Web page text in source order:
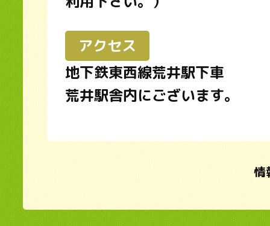
アクセス
地下鉄東西線荒井駅下車
荒井駅舎内にございます。
情